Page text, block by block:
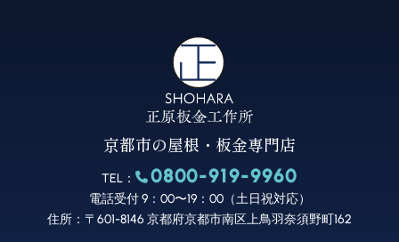
京都市の屋根・板金専門店
TEL： 0800-919-9960
電話受付 9：00〜19：00（土日祝対応）
住所：〒601-8146 京都府京都市南区上鳥羽奈須野町162